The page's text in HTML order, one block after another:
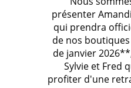
présenter
qui prendra
de nos
de janvier
Sylvie et Fred
profiter d'une